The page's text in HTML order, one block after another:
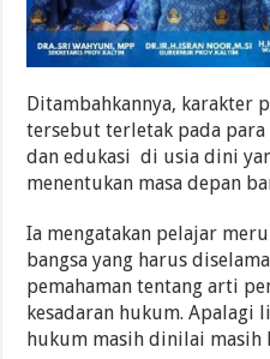
Ditambahkannya, karakter
tersebut terletak pada para
dan edukasi di usia dini
menentukan masa depan
Ia mengatakan pelajar
bangsa yang harus
pemahaman tentang arti
kesadaran hukum. Apalagi
hukum masih dinilai masih